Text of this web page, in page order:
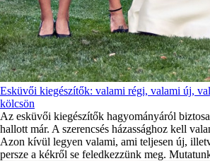
Esküvői kiegészítők: valami régi, valami új,
kölcsön
Az esküvői kiegészítők hagyományáról
hallott már. A szerencsés házassághoz kell
Azon kívül legyen valami, ami teljesen új,
persze a kékről se feledkezzünk meg.